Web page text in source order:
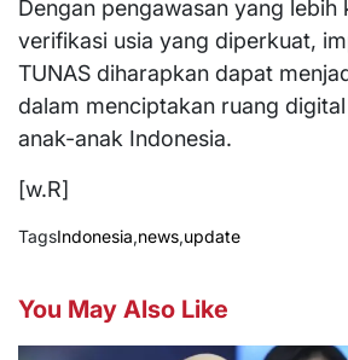
Dengan pengawasan yang lebih
verifikasi usia yang diperkuat,
TUNAS diharapkan dapat
dalam menciptakan ruang
anak-anak Indonesia.
[w.R]
TagsIndonesia,news,update
You May Also Like